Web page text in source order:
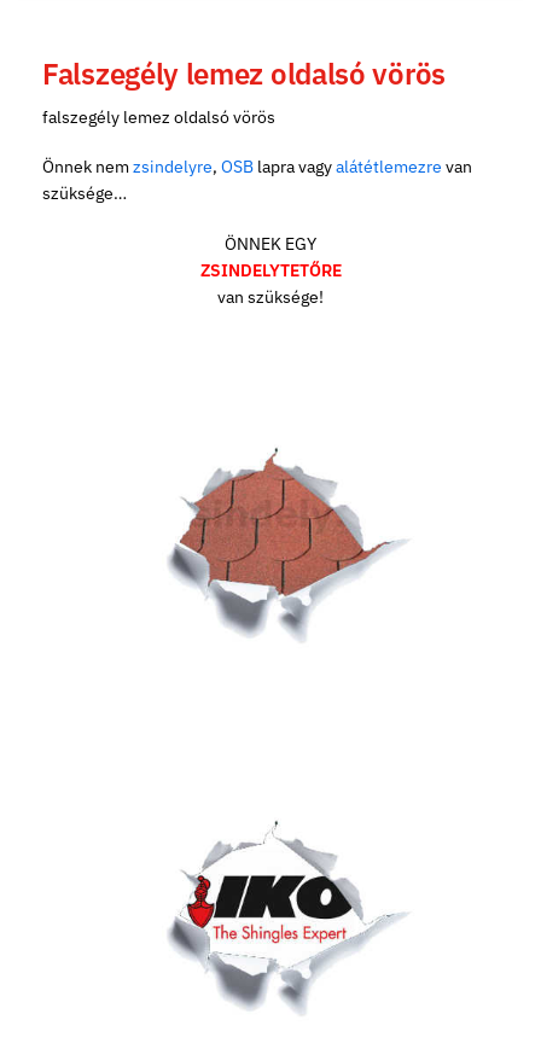
Falszegély lemez oldalsó vörös
falszegély lemez oldalsó vörös
Önnek nemzsindelyre, OSB lapra vagyalátétlemezre van
szüksége…
ÖNNEK EGY
ZSINDELYTETŐRE
van szüksége!